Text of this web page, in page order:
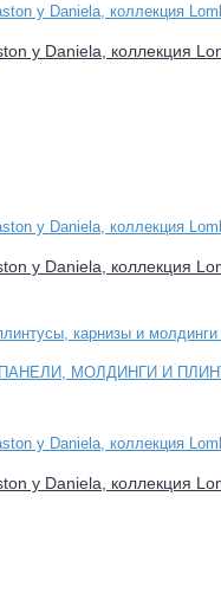
карнизы и молдинги
МОЛДИНГИ И
y Daniela, коллекция
y Daniela, коллекция
y Daniela, коллекция